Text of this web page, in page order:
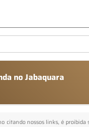
no Jabaquara
citando nossos links, é